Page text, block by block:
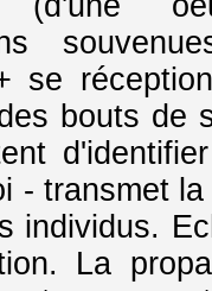
se
bouts de
- transmet
individus.
La